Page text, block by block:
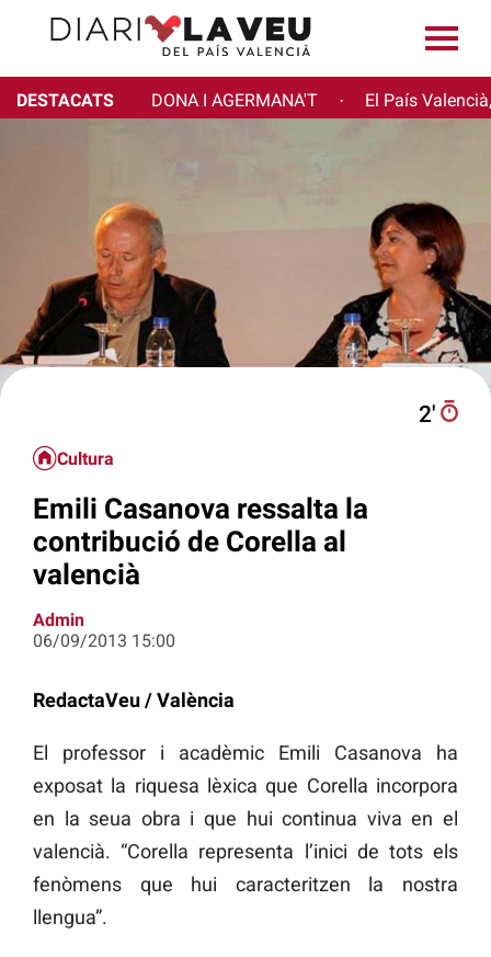
DESTACATS DONA I AGERMANA'T · El País
2′
Cultura
Emili Casanova ressalta la
contribució de Corella al
valencià
Admin
06/09/2013 15:00
RedactaVeu / València
El professor i acadèmic Emili Casanova ha
exposat la riquesa lèxica que Corella incorpora
en la seua obra i que hui continua viva en el
valencià. “Corella representa l’inici de tots els
fenòmens que hui caracteritzen la nostra
llengua”.